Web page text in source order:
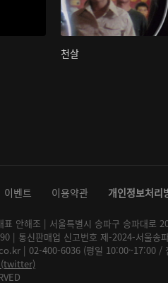
천살
이벤트 이용약관 개인정보처리
표 안해조 | 서울특별시 송파구 송파대로
| 통신판매업 신고번호 제-2024-서울송
| 02-400-6036 (평일 10:00~17:00 /